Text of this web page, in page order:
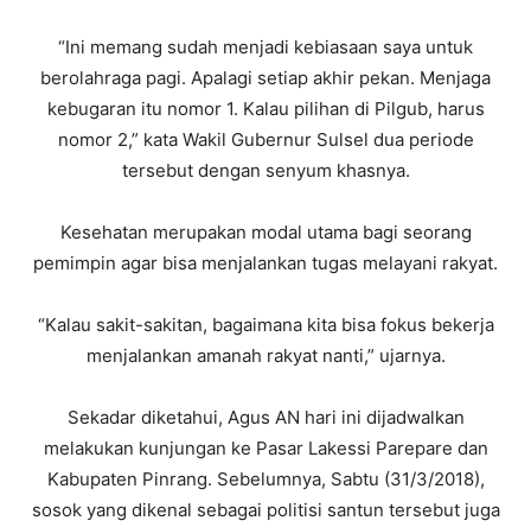
“Ini memang sudah menjadi kebiasaan saya untuk
berolahraga pagi. Apalagi setiap akhir pekan. Menjaga
kebugaran itu nomor 1. Kalau pilihan di Pilgub, harus
nomor 2,” kata Wakil Gubernur Sulsel dua periode
tersebut dengan senyum khasnya.
Kesehatan merupakan modal utama bagi seorang
pemimpin agar bisa menjalankan tugas melayani rakyat.
“Kalau sakit-sakitan, bagaimana kita bisa fokus bekerja
menjalankan amanah rakyat nanti,” ujarnya.
Sekadar diketahui, Agus AN hari ini dijadwalkan
melakukan kunjungan ke Pasar Lakessi Parepare dan
Kabupaten Pinrang. Sebelumnya, Sabtu (31/3/2018),
sosok yang dikenal sebagai politisi santun tersebut juga